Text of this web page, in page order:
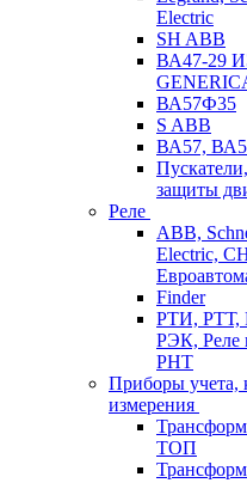
Electric
SH ABB
ВА47-29
ВА57Ф35
S ABB
ВА57,
защиты
Реле
ABB,
Electric,
Finder
РТИ, РТТ,
РЭК, Реле
РНТ
Приборы учета,
измерения
ТОП